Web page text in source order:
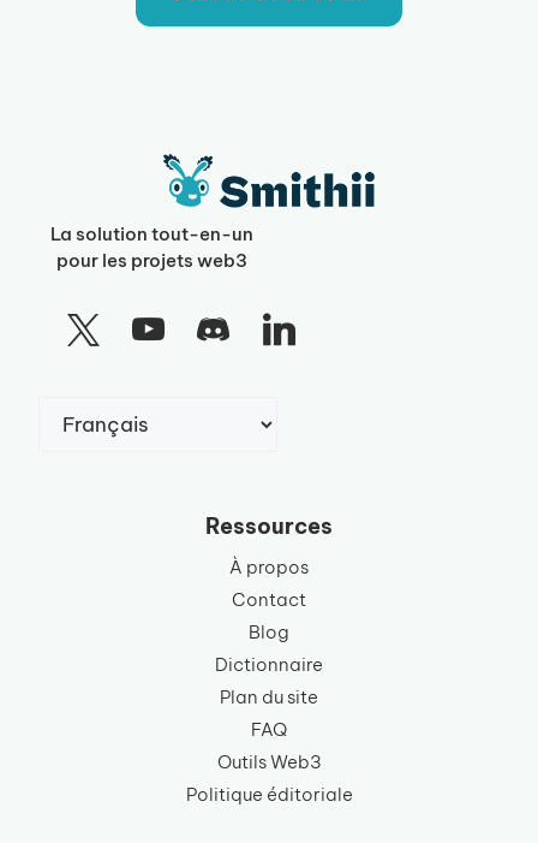
La solution tout-en-un
pour les projets web3
une
Ressources
À propos
Contact
Blog
Dictionnaire
Plan du site
FAQ
Outils Web3
Politique éditoriale